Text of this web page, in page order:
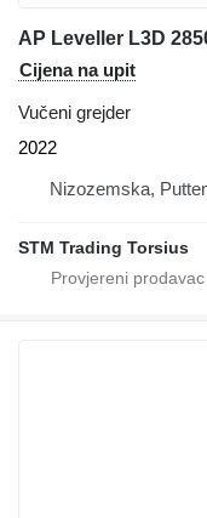
AP Leveller L3D
Cijena na upit
Vučeni grejder
2022
Nizozemska,
STM Trading Torsius